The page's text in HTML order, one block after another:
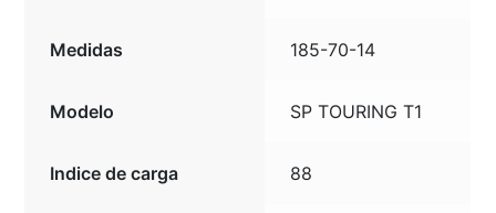
Medidas 185-70-14
Modelo SP TOURING T1
Indice de carga 88